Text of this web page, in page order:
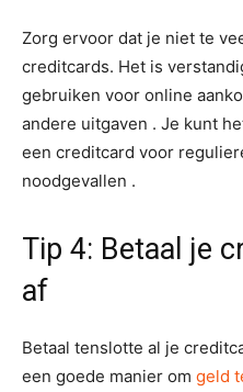
Zorg ervoor dat je niet te
creditcards. Het is
gebruiken voor online
andere uitgaven . Je kunt
een creditcard voor
noodgevallen .
Tip 4: Betaal je
af
Betaal tenslotte al je
een goede manier om geld